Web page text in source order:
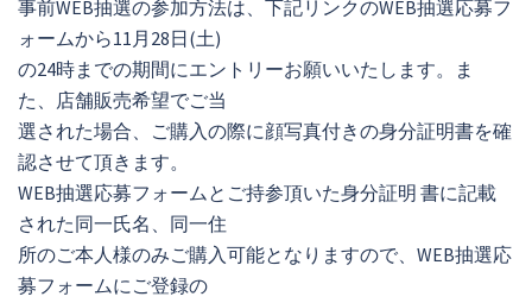
事前WEB抽選の参加方法は、下記リンクのWEB抽選応募フ
ォームから11月28日(土)
の24時までの期間にエントリーお願いいたします。ま
た、店舗販売希望でご当
選された場合、ご購入の際に顔写真付きの身分証明書を確
認させて頂きます。
WEB抽選応募フォームとご持参頂いた身分証明 書に記載
された同一氏名、同一住
所のご本人様のみご購入可能となりますので、WEB抽選応
募フォームにご登録の